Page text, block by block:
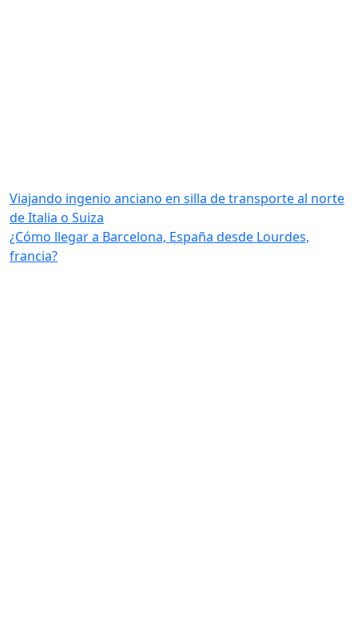
Viajando ingenio anciano en silla de transporte al norte
de Italia o Suiza
¿Cómo llegar a Barcelona, ​​España desde Lourdes,
francia?